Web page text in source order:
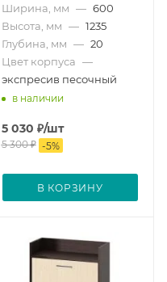
Ширина, мм — 600
Высота, мм — 1235
Глубина, мм — 20
Цвет корпуса —
экспресив песочный
в наличии
5 030 ₽/шт
5 300₽ -5%
В КОРЗИНУ